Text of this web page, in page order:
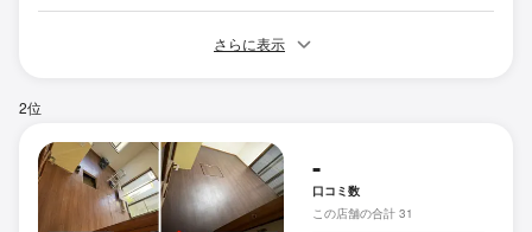
さらに表示
2位
-
口コミ数
この店舗の合計 31